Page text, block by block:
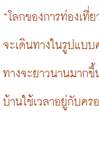
“โลกของการท่องเที่
จะเดินทางในรูปแบ
ทางจะยาวนานมากขึ้
บ้านใช้เวลาอยู่กับคร